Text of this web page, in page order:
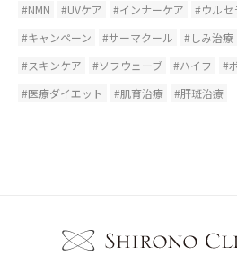
#NMN #UVケア #インナーケア #ウルセ
#キャンペーン
#サーマクール #しみ治療
#スキンケア
#ソフウェーブ #ハイフ #
#医療ダイエット
#肌育治療 #肝斑治療